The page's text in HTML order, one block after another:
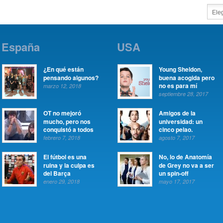
España
¿En qué están
pensando algunos?
marzo 12, 2018
OT no mejoró
mucho, pero nos
conquistó a todos
febrero 7, 2018
El fútbol es una
ruina y la culpa es
del Barça
enero 29, 2018
USA
Young Sheldon,
buena acogida pero
no es para mí
septiembre 28, 2017
Amigos de la
universidad: un
cinco pelao.
agosto 7, 2017
No, lo de Anatomía
de Grey no va a ser
un spin-off
mayo 17, 2017